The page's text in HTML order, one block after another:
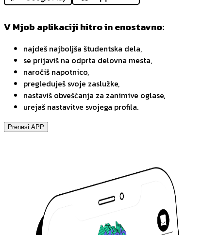
V Mjob aplikaciji hitro in enostavno:
najdeš najboljša študentska dela,
se prijaviš na odprta delovna mesta,
naročiš napotnico,
pregleduješ svoje zaslužke,
nastaviš obveščanja za zanimive oglase,
urejaš nastavitve svojega profila.
Prenesi APP